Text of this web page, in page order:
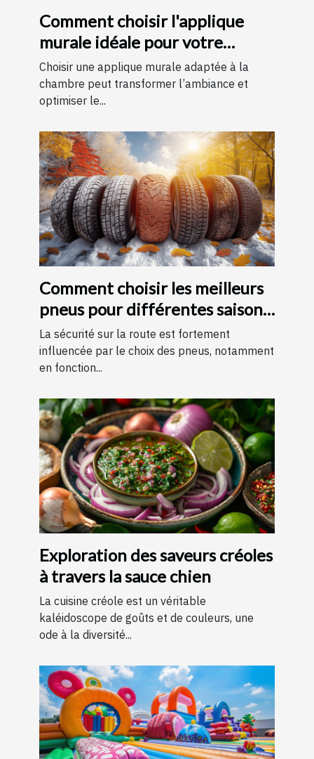
Comment choisir l'applique
murale idéale pour votre
chambre
Choisir une applique murale adaptée à la
chambre peut transformer l’ambiance et
optimiser le...
Comment choisir les meilleurs
pneus pour différentes saisons
?
La sécurité sur la route est fortement
influencée par le choix des pneus, notamment
en fonction...
Exploration des saveurs créoles
à travers la sauce chien
La cuisine créole est un véritable
kaléidoscope de goûts et de couleurs, une
ode à la diversité...